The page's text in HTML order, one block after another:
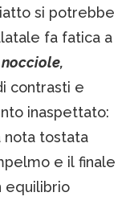
si potrebbe
fa fatica a
contrasti e
inaspettato:
nota tostata
e il finale
equilibrio